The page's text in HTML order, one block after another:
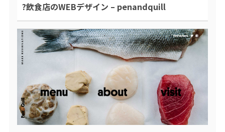
?飲食店のWEBデザイン – penandquill